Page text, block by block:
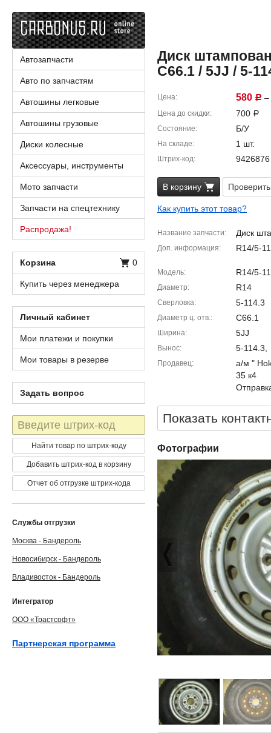
Диск
C66.1 / 5JJ / 5-
Цена 580 Р –
Цена до скидки 700 Р
Состояние Б/У
На складе 1 шт.
Штрих-код 9426876
В корзину
Как купить этот товар?
Название запчасти Диск
Доп. информация R14/5-
Модель R14/5-
Диаметр R14
Сверловка 5-114.3
Диаметр ц. отв. C66.1
Ширина 5JJ
Вынос 5-114.3,
Продавец
а/м "
35 к4
Показать
Фотографии
Автозапчасти
Авто по запчастям
Автошины легковые
Автошины грузовые
Диски колесные
Аксессуары, инструменты
Мото запчасти
Запчасти на спецтехнику
Распродажа!
Корзина 0
Купить через менеджера
Личный кабинет
Мои платежи и покупки
Мои товары в резерве
Задать вопрос
Штрих-
код
Найти товар по штрих-коду
Добавить штрих-код в корзину
Отчет об отгрузке штрих-кода
Службы отгрузки
Москва - Бандероль
Новосибирск - Бандероль
Владивосток - Бандероль
Интегратор
ООО «Трастсофт»
Партнерская программа